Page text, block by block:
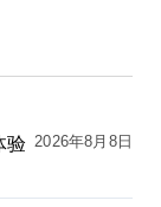
验 2026年8月8日